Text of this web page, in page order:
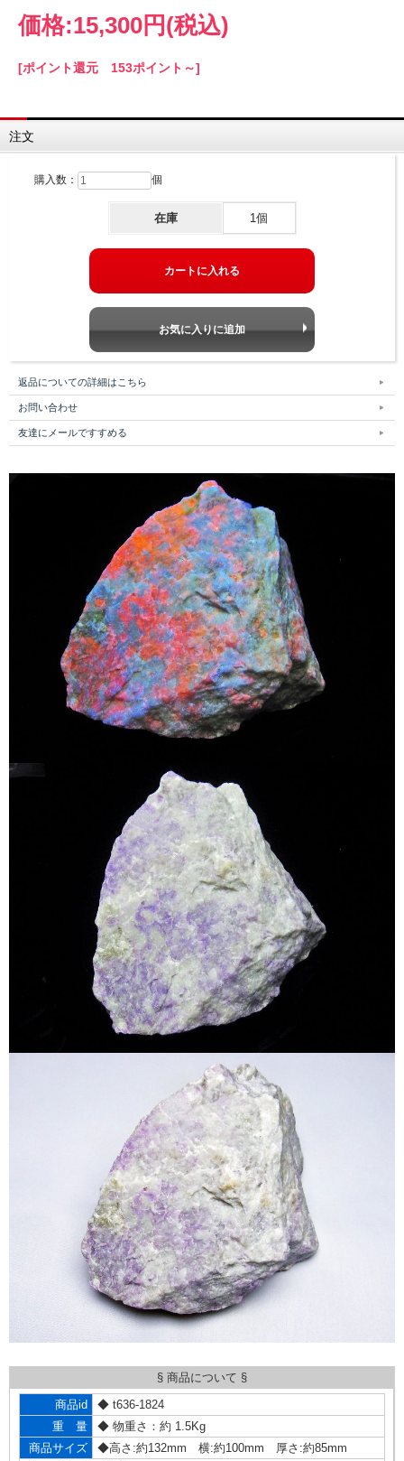
価格:15,300円 (税込)
[ポイント還元 153ポイント～]
注文
購入数： 個
在庫 1個
返品についての詳細はこちら
お問い合わせ
友達にメールですすめる
§ 商品について §
商品id
◆ t636-1824
重 量
◆ 物重さ：約 1.5Kg
商品サイズ
◆高さ:約132mm 横:約100mm 厚さ:約85mm